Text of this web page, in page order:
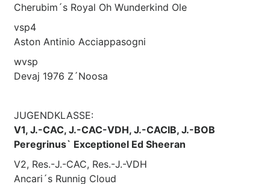
Cherubim´s Royal Oh Wunderkind Ole
vsp4
Aston Antinio Acciappasogni
wvsp
Devaj 1976 Z´Noosa
JUGENDKLASSE:
V1, J.-CAC, J.-CAC-VDH, J.-CACIB, J.-BOB
Peregrinus` Exceptionel Ed Sheeran
V2, Res.-J.-CAC, Res.-J.-VDH
Ancari´s Runnig Cloud